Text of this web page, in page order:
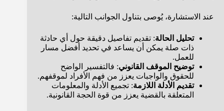
عند الاستشارة، يُوصى بتناول الجوانب التالية:
تحليل الحالة: تقديم تفاصيل دقيقة حول أي حادثة
ذات صلة يمكن أن يساعد في تحديد أفضل مسار
للعمل.
توضيح الموقف القانوني: فالتفسير الواضح
للحقوق والواجبات يعزز من فهم الأفراد لموقفهم.
تقديم الأدلة اللازمة: تجميع الأدلة والمعلومات
المتعلقة بالقضية يعزز من قوة الحجة القانونية.